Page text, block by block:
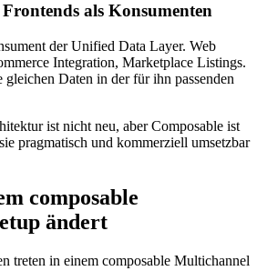
als Konsumenten
der Unified Data Layer. Web
Integration, Marketplace Listings.
gleichen Daten in der für ihn passenden
ist nicht neu, aber Composable ist
pragmatisch und kommerziell umsetzbar
composable
ändert
treten in einem composable Multichannel